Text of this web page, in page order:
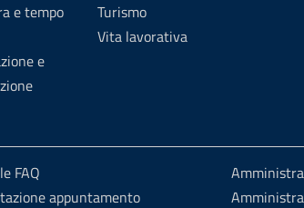
e tempo
e
Turismo
Vita lavorativa
FAQ
appuntamento